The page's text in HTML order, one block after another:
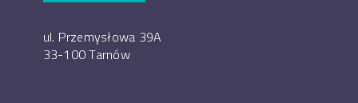
ul. Przemysłowa 39A
33-100 Tarnów